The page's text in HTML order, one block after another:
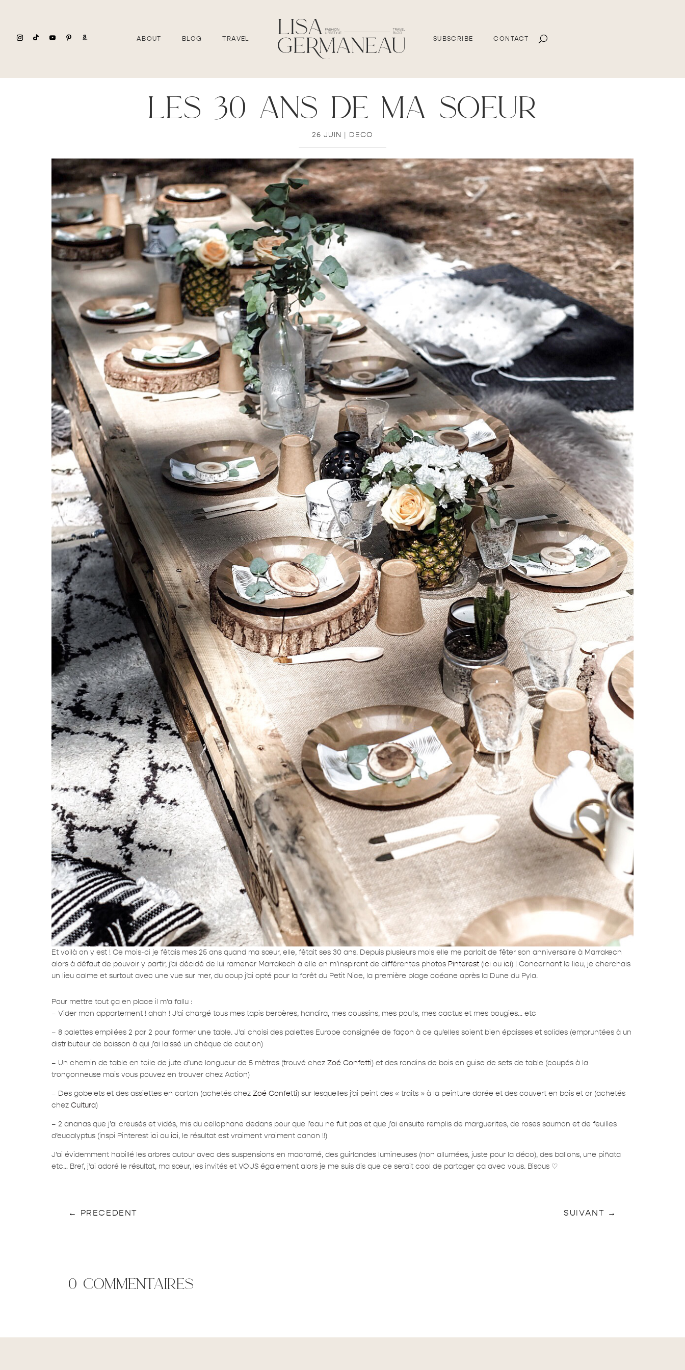
ABOUT BLOG TRAVEL SUBSCRIBE CONTACT
les 30 ans de ma soeur
26 JUIN | DECO
Et voilà on y est ! Ce mois-ci je fêtais mes 25 ans quand ma sœur, elle, fêtait ses 30 ans. Depuis plusieurs mois elle me parlait de fêter son anniversaire à Marrakech
alors à défaut de pouvoir y partir, j’ai décidé de lui ramener Marrakech à elle en m’inspirant de différentes photos Pinterest(ici ou ici) ! Concernant le lieu, je cherchais
un lieu calme et surtout avec une vue sur mer, du coup j’ai opté pour la forêt du Petit Nice, la première plage océane après la Dune du Pyla.
Pour mettre tout ça en place il m’a fallu :
– Vider mon appartement ! ahah ! J’ai chargé tous mes tapis berbères, handira, mes coussins, mes poufs, mes cactus et mes bougies… etc
– 8 palettes empilées 2 par 2 pour former une table. J’ai choisi des palettes Europe consignée de façon à ce qu’elles soient bien épaisses et solides (empruntées à un
distributeur de boisson à qui j’ai laissé un chèque de caution)
– Un chemin de table en toile de jute d’une longueur de 5 mètres (trouvé chez Zoé Confetti) et des rondins de bois en guise de sets de table (coupés à la
tronçonneuse mais vous pouvez en trouver chez Action)
– Des gobelets et des assiettes en carton (achetés chez Zoé Confetti) sur lesquelles j’ai peint des « traits » à la peinture dorée et des couvert en bois et or (achetés
chez Cultura)
– 2 ananas que j’ai creusés et vidés, mis du cellophane dedans pour que l’eau ne fuit pas et que j’ai ensuite remplis de marguerites, de roses saumon et de feuilles
d’eucalyptus (inspi Pinterest ici ou ici, le résultat est vraiment vraiment canon !!)
J’ai évidemment habillé les arbres autour avec des suspensions en macramé, des guirlandes lumineuses (non allumées, juste pour la déco), des ballons, une piñata
etc… Bref, j’ai adoré le résultat, ma sœur, les invités et VOUS également alors je me suis dis que ce serait cool de partager ça avec vous. Bisous ♡
← PRECEDENT SUIVANT →
0 commentaires